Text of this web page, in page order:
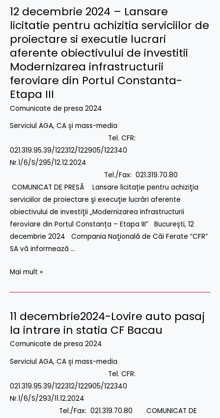
–
VIDELE
12 decembrie 2024 – Lansare
licitatie pentru achizitia serviciilor de
proiectare si executie lucrari
aferente obiectivului de investitii
Modernizarea infrastructurii
feroviare din Portul Constanta-
Etapa III
Comunicate de presa 2024
Serviciul AGA, CA și mass-media
Tel. CFR:
021.319.95.39/122312/122905/122340
Nr.1/6/S/295/12.12.2024
Tel./Fax: 021.319.70.80
COMUNICAT DE PRESĂ Lansare licitație pentru achiziţia
serviciilor de proiectare şi execuţie lucrări aferente
obiectivului de investiţii „Modernizarea infrastructurii
feroviare din Portul Constanța – Etapa III” București, 12
decembrie 2024 Compania Naţională de Căi Ferate “CFR”
SA vă informează …
12
decembrie
2024
–
Lansare
licitatie
pentru
achizitia
serviciilor
de
si
executie
aferente
obiectivului
de
investitii
Modernizarea
infrastructurii
din
Constanta-
III
Mai mult »
11 decembrie2024-Lovire auto pasaj
la intrare in statia CF Bacau
Comunicate de presa 2024
Serviciul AGA, CA și mass-media
Tel. CFR:
021.319.95.39/122312/122905/122340
Nr.1/6/S/293/11.12.2024
Tel./Fax: 021.319.70.80 COMUNICAT DE
11
decembrie2024-
Lovire
pasaj
intrare
in